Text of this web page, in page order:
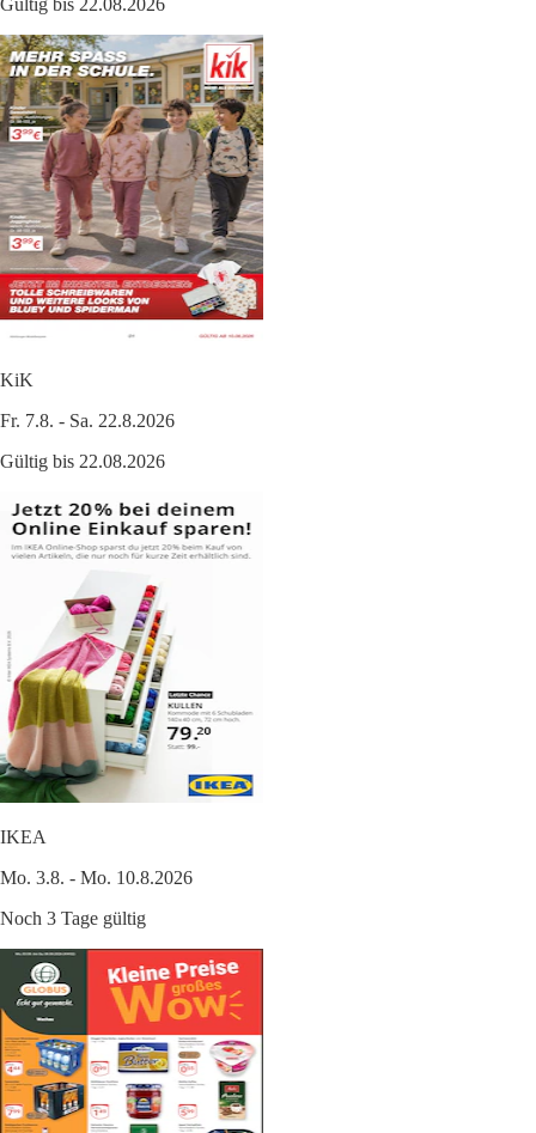
Gültig bis 22.08.2026
KiK
Fr. 7.8. - Sa. 22.8.2026
Gültig bis 22.08.2026
IKEA
Mo. 3.8. - Mo. 10.8.2026
Noch 3 Tage gültig